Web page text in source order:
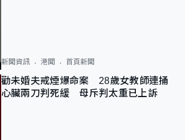
新聞資訊 港聞 首頁新聞
勸未婚夫戒煙爆命案 28歲女教師連捅
心臟兩刀判死緩 母斥判太重已上訴